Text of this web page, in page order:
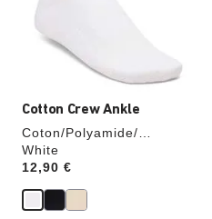
Cotton Crew Ankle
Coton/Polyamide/
Élasthanne
White
Price:
12,90 €
couleurs
l’image